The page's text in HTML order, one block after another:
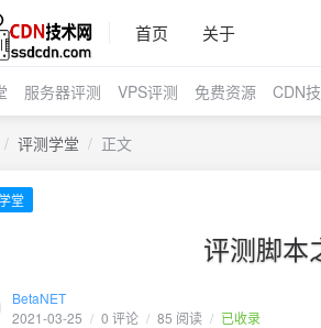
首页 关于
服务器评测 VPS评测 免费资源 CDN
/ 评测学堂 / 正文
堂
评测脚本
BetaNET
2021-03-25 / 0 评论 / 85 阅读 / 已收录